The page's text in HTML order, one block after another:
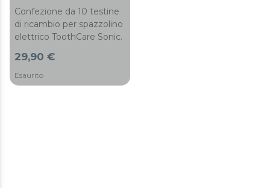
Confezione da 10 testine
di ricambio per spazzolino
elettrico ToothCare Sonic.
29,90 €
Esaurito